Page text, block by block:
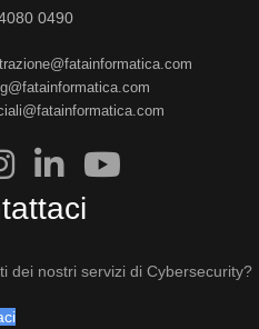
0490
dei nostri servizi di Cybersecurity?